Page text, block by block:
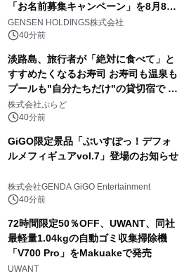
「お名前募集キャンペーン」を8月8日
(土)より開催
GENSEN HOLDINGS株式会社
40分前
淡路島、旅行者が「絶対に食べて」と
すすめたくなるお寿司 お寿司も温泉も
プールも"自分たちだけ"の貸切宿で 1
日1組限定「岩屋温泉 絵島別庭 海と
森」の握り寿司プラン
株式会社ぷらど
40分前
GiGO限定景品「ぶいすぽっ！デフォ
ルメフィギュアvol.7」登場のお知らせ
株式会社GENDA GiGO Entertainment
40分前
72時間限定50％OFF、UWANT、同社
最軽量1.04kgの自動ゴミ収集掃除機
「V700 Pro」をMakuakeで発売
UWANT